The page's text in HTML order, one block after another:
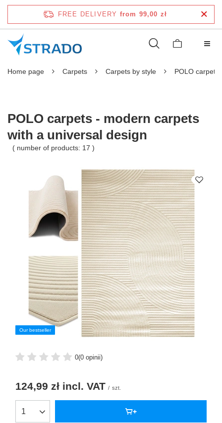
FREE DELIVERY from 99,00 zł
Home page Carpets Carpets by style POLO carpets
POLO carpets - modern carpets
with a universal design
( number of products: 17 )
Our bestseller
0(0 opinii)
124,99 zł incl. VAT / szt.